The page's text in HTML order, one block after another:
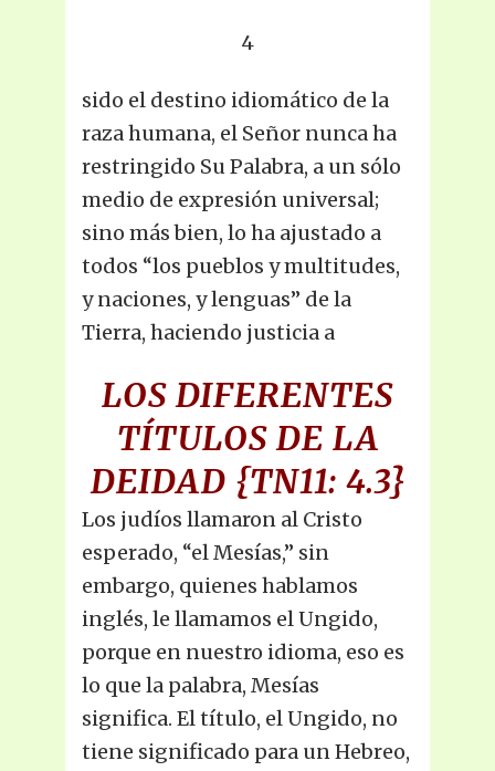
4
sido el destino idiomático de la
raza humana, el Señor nunca ha
restringido Su Palabra, a un sólo
medio de expresión universal;
sino más bien, lo ha ajustado a
todos “los pueblos y multitudes,
y naciones, y lenguas” de la
Tierra, haciendo justicia a
LOS DIFERENTES
TÍTULOS DE LA
DEIDAD {TN11: 4.3}
Los judíos llamaron al Cristo
esperado, “el Mesías,” sin
embargo, quienes hablamos
inglés, le llamamos el Ungido,
porque en nuestro idioma, eso es
lo que la palabra, Mesías
significa. El título, el Ungido, no
tiene significado para un Hebreo,